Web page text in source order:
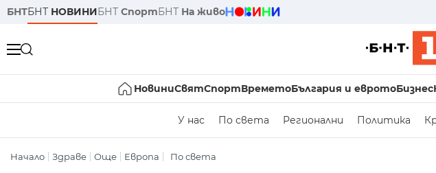
БНТБНТ НОВИНИБНТ СпортБНТ На живо
НовиниСвятСпортВреметоБългария и евротоБизнес
У нас По света Регионални Политика
Начало Здраве Още Европа По света